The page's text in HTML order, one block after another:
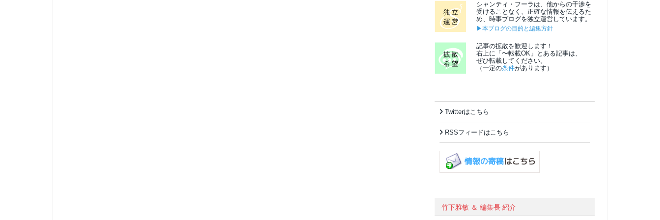
シャンティ・フーラは、他からの干渉を
受けることなく、正確な情報を伝えるた
め、時事ブログを独立運営しています。
▶本ブログの目的と編集方針
記事の拡散を歓迎します！
右上に「〜転載OK」とある記事は、
ぜひ転載してください。
（一定の条件があります）
Twitterはこちら
RSSフィードはこちら
竹下雅敏 ＆ 編集長 紹介